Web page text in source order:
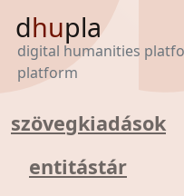
dhupla
digital humanities
platform
szövegkiadások
entitástár